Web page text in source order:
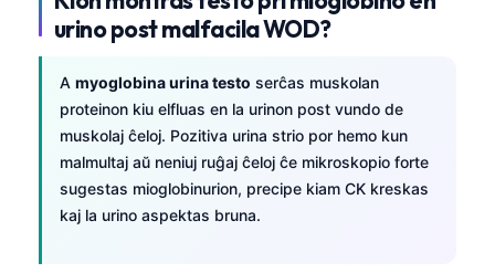
urino post malfacila WOD?
A myoglobina urina testo serĉas muskolan
proteinon kiu elfluas en la urinon post vundo de
muskolaj ĉeloj. Pozitiva urina strio por hemo kun
malmultaj aŭ neniuj ruĝaj ĉeloj ĉe mikroskopio forte
sugestas mioglobinurion, precipe kiam CK kreskas
kaj la urino aspektas bruna.